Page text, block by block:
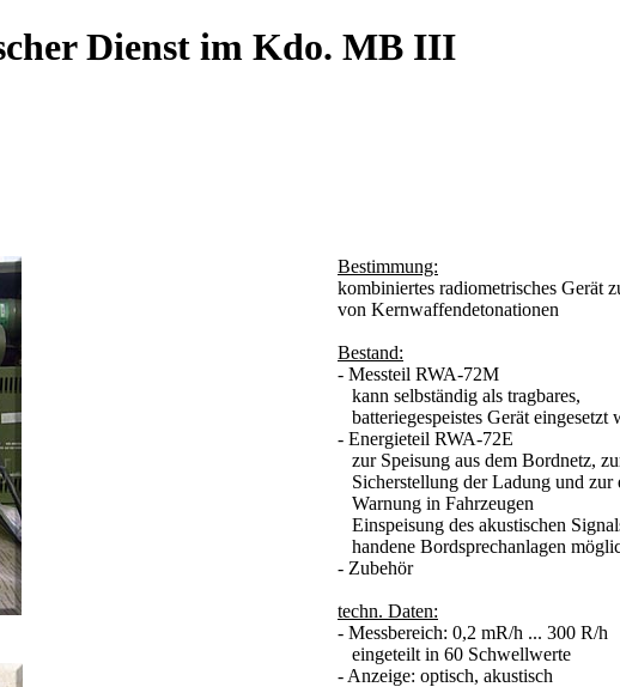
Dienst im Kdo. MB III
Bestimmung:
kombiniertes radiometrisches Gerät
von Kernwaffendetonationen
Bestand:
- Messteil RWA-72M
kann selbständig als tragbares,
batteriegespeistes Gerät eingesetzt
- Energieteil RWA-72E
zur Speisung aus dem Bordnetz,
Sicherstellung der Ladung und zur
Warnung in Fahrzeugen
Einspeisung des akustischen
handene Bordsprechanlagen
- Zubehör
techn. Daten:
- Messbereich: 0,2 mR/h ... 300 R/h
eingeteilt in 60 Schwellwerte
- Anzeige: optisch, akustisch